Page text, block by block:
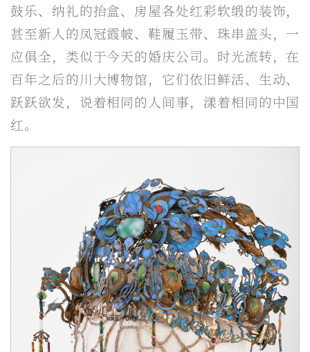
鼓乐、纳礼的抬盒、房屋各处红彩软缎的装饰，
甚至新人的凤冠霞帔、鞋履玉带、珠串盖头，一
应俱全，类似于今天的婚庆公司。时光流转，在
百年之后的川大博物馆，它们依旧鲜活、生动、
跃跃欲发，说着相同的人间事，漾着相同的中国
红。